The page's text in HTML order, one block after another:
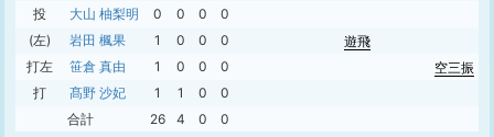
投
大山 柚梨明 0 0 0
0
(左)
岩田 楓果 1 0 0 0
遊飛
打左
笹倉 真由 1 0 0 0
空三振
打
髙野 沙妃 1 1 0
0
合計
26 4 0 0